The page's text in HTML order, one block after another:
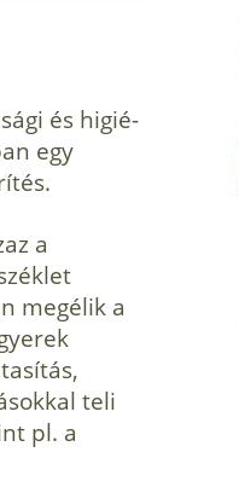
és higié­
egy
a
megélik a
teli
pl. a